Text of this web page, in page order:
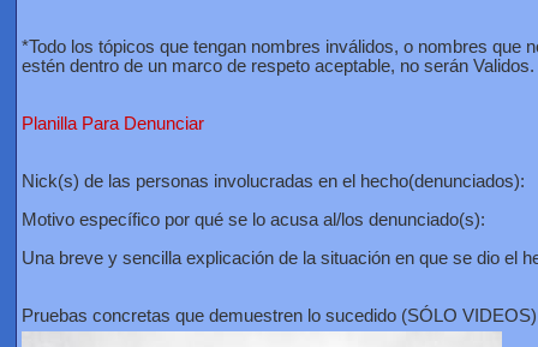
*Todo los tópicos que tengan nombres inválidos, o nombres que
estén dentro de un marco de respeto aceptable, no serán Validos.
Planilla Para Denunciar
Nick(s) de las personas involucradas en el hecho(denunciados):
Motivo específico por qué se lo acusa al/los denunciado(s):
Una breve y sencilla explicación de la situación en que se dio el
Pruebas concretas que demuestren lo sucedido (SÓLO VIDEOS)